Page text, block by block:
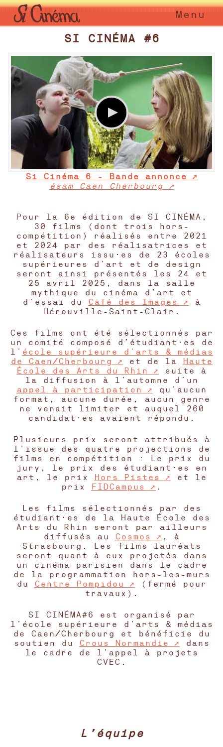
Menu
SI CINÉMA #6
Si Cinéma 6 - Bande annonce
ésam Caen Cherbourg
Pour la 6e édition de SI CINÉMA,
30 films (dont trois hors-
compétition) réalisés entre 2021
et 2024 par des réalisatrices et
réalisateurs issu·es de 23 écoles
supérieures d’art et de design
seront ainsi présentés les 24 et
25 avril 2025, dans la salle
mythique du cinéma d’art et
d’essai du Café des Images
à
Hérouville-Saint-Clair.
Ces films ont été sélectionnés par
un comité composé d’étudiant·es de
l’ école supérieure d’arts & médias
de Caen/Cherbourg
et de la
Haute
École des Arts du Rhin
suite à
la diffusion à l’automne d’un
appel à participation
qu’aucun
format, aucune durée, aucun genre
ne venait limiter et auquel 260
candidat·es avaient répondu.
Plusieurs prix seront attribués à
l’issue des quatre projections de
films en compétition : Le prix du
jury, le prix des étudiant·es en
art, le prix
Hors Pistes
et le
prix
FIDCampus .
Les films sélectionnés par des
étudiant·es de la Haute École des
Arts du Rhin seront par ailleurs
diffusés au Cosmos
, à
Strasbourg. Les films lauréats
seront quant à eux projetés dans
un cinéma parisien dans le cadre
de la programmation hors-les-murs
du Centre Pompidou
(fermé pour
travaux).
SI CINÉMA#6 est organisé par
l’école supérieure d’arts & médias
de Caen/Cherbourg et bénéficie du
soutien du Crous Normandie
dans
le cadre de l’appel à projets
CVEC.
L’équipe